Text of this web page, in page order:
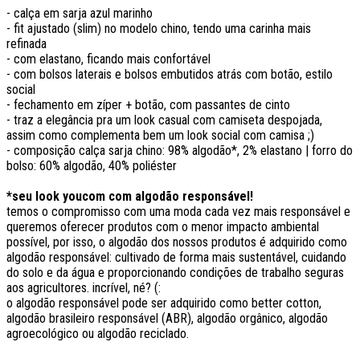
- calça em sarja azul marinho
- fit ajustado (slim) no modelo chino, tendo uma carinha mais
refinada
- com elastano, ficando mais confortável
- com bolsos laterais e bolsos embutidos atrás com botão, estilo
social
- fechamento em zíper + botão, com passantes de cinto
- traz a elegância pra um look casual com camiseta despojada,
assim como complementa bem um look social com camisa ;)
- composição calça sarja chino: 98% algodão*, 2% elastano | forro do
bolso: 60% algodão, 40% poliéster
*seu look youcom com algodão responsável!
temos o compromisso com uma moda cada vez mais responsável e
queremos oferecer produtos com o menor impacto ambiental
possível, por isso, o algodão dos nossos produtos é adquirido como
algodão responsável: cultivado de forma mais sustentável, cuidando
do solo e da água e proporcionando condições de trabalho seguras
aos agricultores. incrível, né? (:
o algodão responsável pode ser adquirido como better cotton,
algodão brasileiro responsável (ABR), algodão orgânico, algodão
agroecológico ou algodão reciclado.